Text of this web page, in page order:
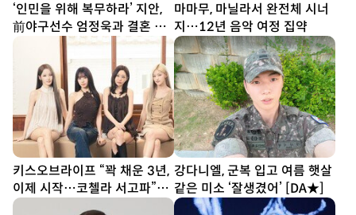
‘인민을 위해 복무하라’ 지안,
前야구선수 엄정욱과 결혼 발
표
마마무, 마닐라서 완전체 시너
지…12년 음악 여정 집약
키스오브라이프 “꽉 채운 3년,
이제 시작…코첼라 서고파”
[DA인터뷰②]
강다니엘, 군복 입고 여름 햇살
같은 미소 ‘잘생겼어’ [DA★]